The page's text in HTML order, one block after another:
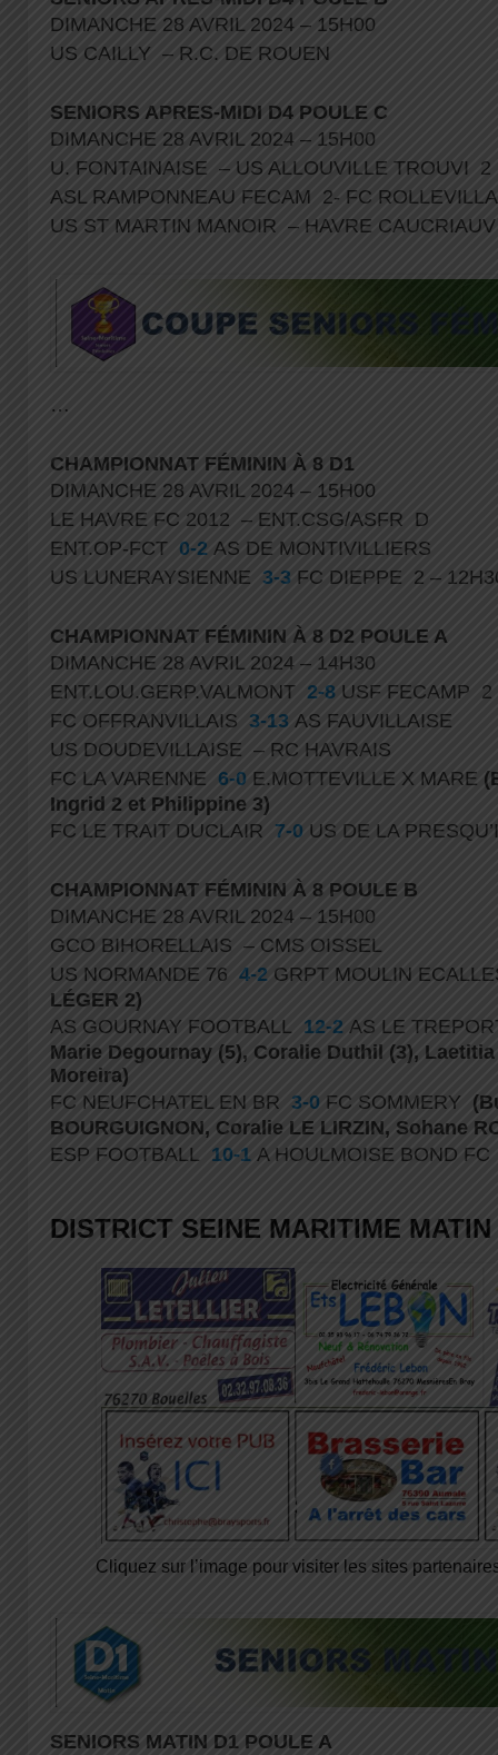
DIMANCHE 28 AVRIL 2024 – 15H00
US CAILLY – R.C. DE ROUEN
SENIORS APRES-MIDI D4 POULE C
DIMANCHE 28 AVRIL 2024 – 15H00
U. FONTAINAISE – US ALLOUVILLE TROUVI 2
ASL RAMPONNEAU FECAM 2- FC
US ST MARTIN MANOIR – HAVRE
…
CHAMPIONNAT FÉMININ À 8 D1
DIMANCHE 28 AVRIL 2024 – 15H00
LE HAVRE FC 2012 – ENT.CSG/ASFR D
ENT.OP-FCT 0-2 AS DE MONTIVILLIERS
US LUNERAYSIENNE 3-3 FC DIEPPE 2 –
CHAMPIONNAT FÉMININ À 8 D2 POULE A
DIMANCHE 28 AVRIL 2024 – 14H30
ENT.LOU.GERP.VALMONT 2-8 USF FECAMP 2
FC OFFRANVILLAIS 3-13 AS FAUVILLAISE
US DOUDEVILLAISE – RC HAVRAIS
FC LA VARENNE 6-0 E.MOTTEVILLE X MARE
Ingrid 2 et Philippine 3)
FC LE TRAIT DUCLAIR 7-0 US DE LA
CHAMPIONNAT FÉMININ À 8 POULE B
DIMANCHE 28 AVRIL 2024 – 15H00
GCO BIHORELLAIS – CMS OISSEL
US NORMANDE 76 4-2 GRPT MOULIN
LÉGER 2)
AS GOURNAY FOOTBALL 12-2 AS LE
Marie Degournay (5), Coralie Duthil (3),
Moreira)
FC NEUFCHATEL EN BR 3-0 FC SOMMERY
BOURGUIGNON, Coralie LE LIRZIN, Sohane
ESP FOOTBALL 10-1 A HOULMOISE BOND
DISTRICT SEINE MARITIME MATIN
Cliquez sur l’image pour visiter les sites
SENIORS MATIN D1 POULE A